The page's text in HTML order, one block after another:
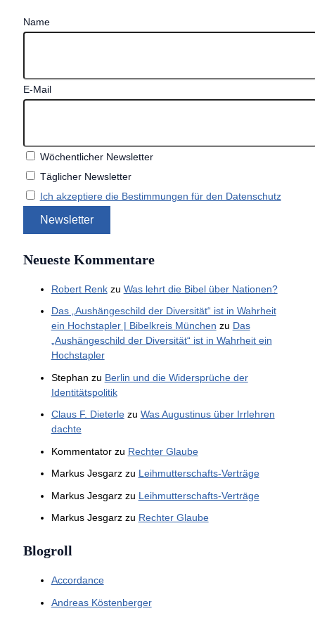
Name
E-Mail
Wöchentlicher Newsletter
Täglicher Newsletter
Ich akzeptiere die Bestimmungen für den Datenschutz
Neueste Kommentare
Robert Renkzu Was lehrt die Bibel über Nationen?
Das „Aushängeschild der Diversität“ ist in Wahrheit
ein Hochstapler | Bibelkreis München zu Das
„Aushängeschild der Diversität“ ist in Wahrheit ein
Hochstapler
Stephan zu Berlin und die Widersprüche der
Identitätspolitik
Claus F. Dieterlezu Was Augustinus über Irrlehren
dachte
Kommentatorzu Rechter Glaube
Markus Jesgarzzu Leihmutterschafts-Verträge
Markus Jesgarzzu Leihmutterschafts-Verträge
Markus Jesgarzzu Rechter Glaube
Blogroll
Accordance
Andreas Köstenberger